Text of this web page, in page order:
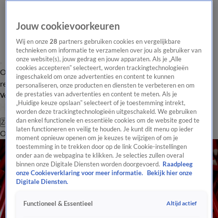
Overzicht Laatste nieuws Regionieuws Het beste van Hart
Tip de
redactie
Volg Hart van Nederland
Zoeken
OverzichtRegioUitzendingenWeerTip de redactiePanelVideo's
Jouw cookievoorkeuren
Wij en onze28 partners gebruiken cookies en vergelijkbare
technieken om informatie te verzamelen over jou als gebruiker van
onze website(s), jouw gedrag en jouw apparaten. Als je „Alle
cookies accepteren” selecteert, worden trackingtechnologieën
ingeschakeld om onze advertenties en content te kunnen
personaliseren, onze producten en diensten te verbeteren en om
de prestaties van advertenties en content te meten. Als je
„Huidige keuze opslaan” selecteert of je toestemming intrekt,
worden deze trackingtechnologieën uitgeschakeld. We gebruiken
dan enkel functionele en essentiële cookies om de website goed te
laten functioneren en veilig te houden. Je kunt dit menu op ieder
moment opnieuw openen om je keuzes te wijzigen of om je
toestemming in te trekken door op de link Cookie-instellingen
onder aan de webpagina te klikken. Je selecties zullen overal
binnen onze Digitale Diensten worden doorgevoerd. Raadpleeg
onze Cookieverklaring voor meer informatie.
Bekijk hier onze
Digitale Diensten.
Functioneel & Essentieel Altijd actief